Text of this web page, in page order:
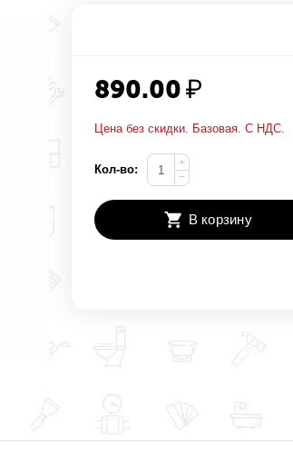
890.00₽
Цена без скидки. Базовая. С НДС.
Кол-во:
+
−
В корзину